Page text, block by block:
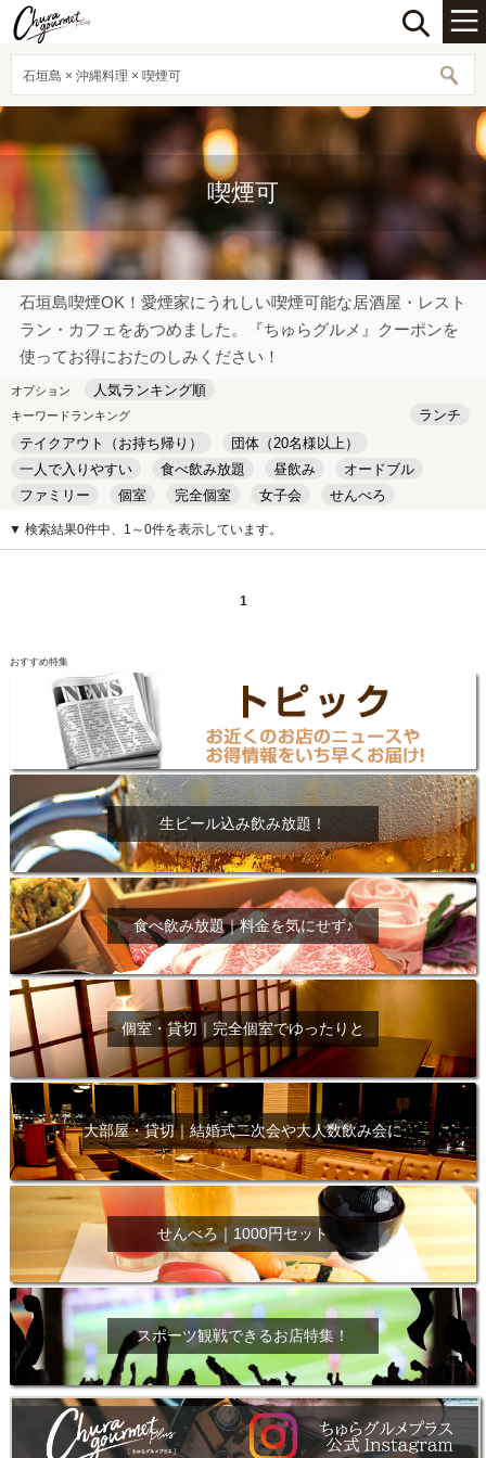
石垣島 × 沖縄料理 × 喫煙可
喫煙可
石垣島喫煙OK！愛煙家にうれしい喫煙可能な居酒屋・レスト
ラン・カフェをあつめました。『ちゅらグルメ』クーポンを
使ってお得におたのしみください！
オプション 人気ランキング順
キーワードランキング
ランチ
テイクアウト（お持ち帰り）
団体（20名様以上）
一人で入りやすい
食べ飲み放題 昼飲み
オードブル
ファミリー
個室 完全個室 女子会
せんべろ
キッズルーム
安い デート
▼ 検索結果0件中、1～0件を表示しています。
1
おすすめ特集
生ビール込み飲み放題！
食べ飲み放題｜料金を気にせず♪
個室・貸切｜完全個室でゆったりと
大部屋・貸切｜結婚式二次会や大人数飲み会に
せんべろ｜1000円セット
スポーツ観戦できるお店特集！